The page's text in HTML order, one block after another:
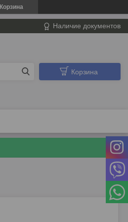
Корзина
Наличие документов
Корзина